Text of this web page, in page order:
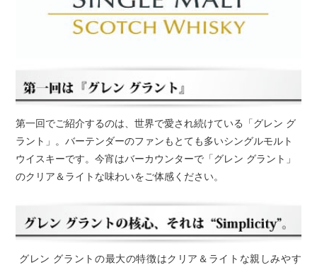
第一回でご紹介するのは、世界で愛され続けている「グレン グ
ラント」。バーテンダーのファンもとても多いシングルモルト
ウイスキーです。今宵はバーカウンターで「グレン グラント」
のクリア＆ライトな味わいをご体感ください。
グレン グラントの最大の特徴はクリア＆ライトな親しみやす